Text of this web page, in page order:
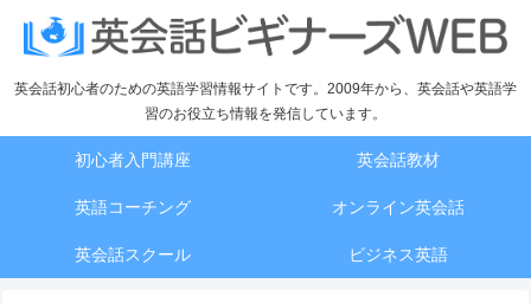
英会話初心者のための英語学習情報サイトです。2009年から、英会話や英語学
習のお役立ち情報を発信しています。
初心者入門講座 英会話教材
英語コーチング オンライン英会話
英会話スクール ビジネス英語